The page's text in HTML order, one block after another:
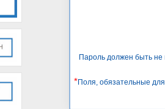
Пароль должен быть
*Поля, обязательные